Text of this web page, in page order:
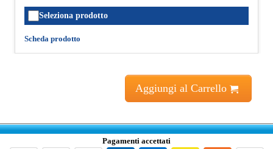
Seleziona prodotto
Scheda prodotto
Aggiungi al Carrello
Pagamenti accettati